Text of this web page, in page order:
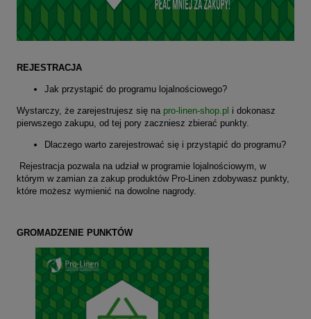
REJESTRACJA
Jak przystąpić do programu lojalnościowego?
Wystarczy, że zarejestrujesz się na pro-linen-shop.pl i dokonasz
pierwszego zakupu, od tej pory zaczniesz zbierać punkty.
Dlaczego warto zarejestrować się i przystąpić do programu?
Rejestracja pozwala na udział w programie lojalnościowym, w
którym w zamian za zakup produktów Pro-Linen zdobywasz punkty,
które możesz wymienić na dowolne nagrody.
GROMADZENIE PUNKTÓW